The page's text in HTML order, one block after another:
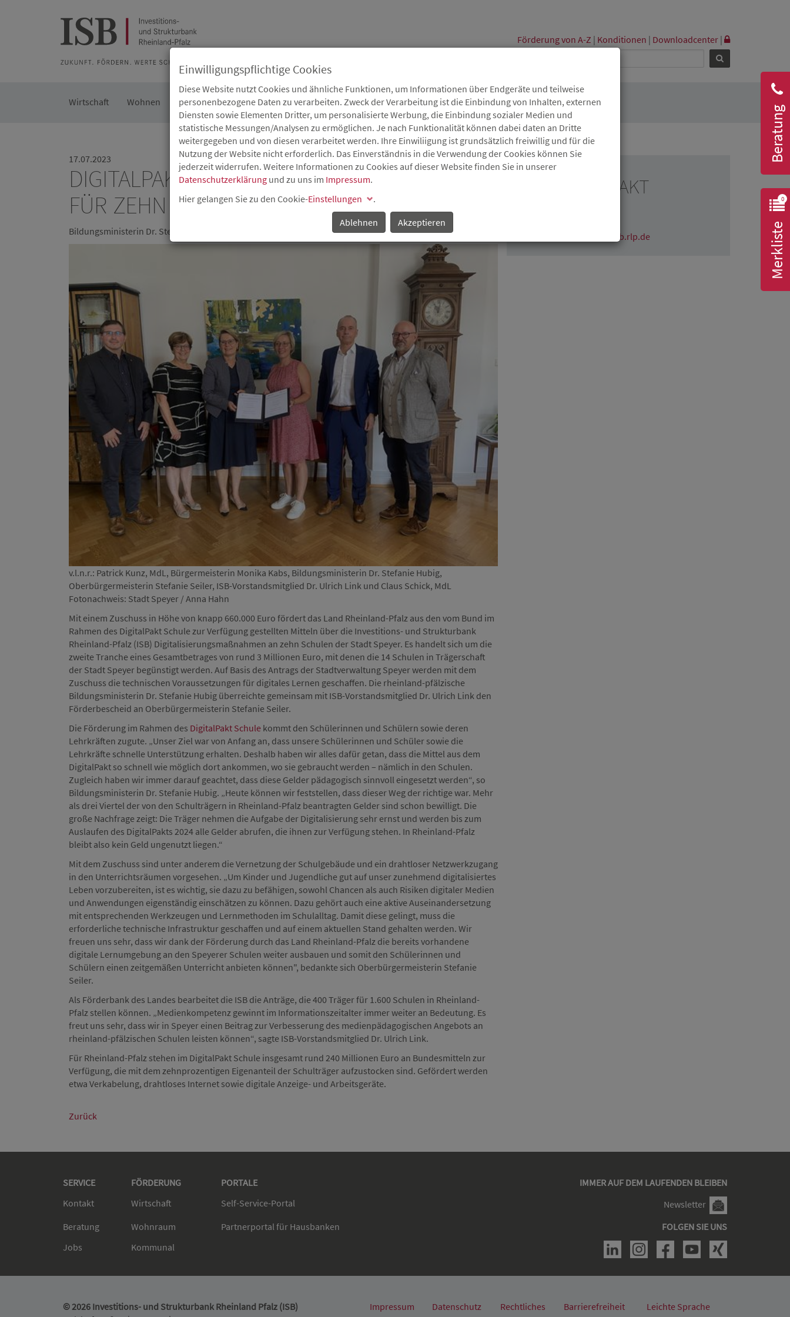
Förderung von A-Z | Konditionen | Downloadcenter |
Wirtschaft Wohnen Kommunal Die ISB Karriere Service Aktuelles
Beratung
0
Merkliste
17.07.2023
DIGITALPAKT SCHULE: KNAPP 660.000 EURO
FÜR ZEHN SCHULEN DER STADT SPEYER
Bildungsministerin Dr. Stefanie Hubig überreicht Förderbescheid
v.l.n.r.: Patrick Kunz, MdL, Bürgermeisterin Monika Kabs, Bildungsministerin Dr. Stefanie Hubig,
Oberbürgermeisterin Stefanie Seiler, ISB-Vorstandsmitglied Dr. Ulrich Link und Claus Schick, MdL
Fotonachweis: Stadt Speyer / Anna Hahn
Mit einem Zuschuss in Höhe von knapp 660.000 Euro fördert das Land Rheinland-Pfalz aus den vom Bund im
Rahmen des DigitalPakt Schule zur Verfügung gestellten Mitteln über die Investitions- und Strukturbank
Rheinland-Pfalz (ISB) Digitalisierungsmaßnahmen an zehn Schulen der Stadt Speyer. Es handelt sich um die
zweite Tranche eines Gesamtbetrages von rund 3 Millionen Euro, mit denen die 14 Schulen in Trägerschaft
der Stadt Speyer begünstigt werden. Auf Basis des Antrags der Stadtverwaltung Speyer werden mit dem
Zuschuss die technischen Voraussetzungen für digitales Lernen geschaffen. Die rheinland-pfälzische
Bildungsministerin Dr. Stefanie Hubig überreichte gemeinsam mit ISB-Vorstandsmitglied Dr. Ulrich Link den
Förderbescheid an Oberbürgermeisterin Stefanie Seiler.
Die Förderung im Rahmen des DigitalPakt Schule kommt den Schülerinnen und Schülern sowie deren
Lehrkräften zugute. „Unser Ziel war von Anfang an, dass unsere Schülerinnen und Schüler sowie die
Lehrkräfte schnelle Unterstützung erhalten. Deshalb haben wir alles dafür getan, dass die Mittel aus dem
DigitalPakt so schnell wie möglich dort ankommen, wo sie gebraucht werden – nämlich in den Schulen.
Zugleich haben wir immer darauf geachtet, dass diese Gelder pädagogisch sinnvoll eingesetzt werden“, so
Bildungsministerin Dr. Stefanie Hubig. „Heute können wir feststellen, dass dieser Weg der richtige war. Mehr
als drei Viertel der von den Schulträgern in Rheinland-Pfalz beantragten Gelder sind schon bewilligt. Die
große Nachfrage zeigt: Die Träger nehmen die Aufgabe der Digitalisierung sehr ernst und werden bis zum
Auslaufen des DigitalPakts 2024 alle Gelder abrufen, die ihnen zur Verfügung stehen. In Rheinland-Pfalz
bleibt also kein Geld ungenutzt liegen.“
Mit dem Zuschuss sind unter anderem die Vernetzung der Schulgebäude und ein drahtloser Netzwerkzugang
in den Unterrichtsräumen vorgesehen. „Um Kinder und Jugendliche gut auf unser zunehmend digitalisiertes
Leben vorzubereiten, ist es wichtig, sie dazu zu befähigen, sowohl Chancen als auch Risiken digitaler Medien
und Anwendungen eigenständig einschätzen zu können. Dazu gehört auch eine aktive Auseinandersetzung
mit entsprechenden Werkzeugen und Lernmethoden im Schulalltag. Damit diese gelingt, muss die
erforderliche technische Infrastruktur geschaffen und auf einem aktuellen Stand gehalten werden. Wir
freuen uns sehr, dass wir dank der Förderung durch das Land Rheinland-Pfalz die bereits vorhandene
digitale Lernumgebung an den Speyerer Schulen weiter ausbauen und somit den Schülerinnen und
Schülern einen zeitgemäßen Unterricht anbieten können", bedankte sich Oberbürgermeisterin Stefanie
Seiler.
Als Förderbank des Landes bearbeitet die ISB die Anträge, die 400 Träger für 1.600 Schulen in Rheinland-
Pfalz stellen können. „Medienkompetenz gewinnt im Informationszeitalter immer weiter an Bedeutung. Es
freut uns sehr, dass wir in Speyer einen Beitrag zur Verbesserung des medienpädagogischen Angebots an
rheinland-pfälzischen Schulen leisten können“, sagte ISB-Vorstandsmitglied Dr. Ulrich Link.
Für Rheinland-Pfalz stehen im DigitalPakt Schule insgesamt rund 240 Millionen Euro an Bundesmitteln zur
Verfügung, die mit dem zehnprozentigen Eigenanteil der Schulträger aufzustocken sind. Gefördert werden
etwa Verkabelung, drahtloses Internet sowie digitale Anzeige- und Arbeitsgeräte.
Zurück
PRESSEKONTAKT
claudia.wichmann@isb.rlp.de
SERVICE FÖRDERUNG PORTALE
IMMER AUF DEM LAUFENDEN BLEIBEN
Kontakt
Wirtschaft Self-Service-Portal
Newsletter
Beratung
Wohnraum Partnerportal für Hausbanken
FOLGEN SIE UNS
Jobs
Kommunal
© 2026 Investitions- und Strukturbank Rheinland Pfalz (ISB)
Impressum Datenschutz Rechtliches Barrierefreiheit Leichte Sprache
Einwilligungspflichtige Cookies
Diese Website nutzt Cookies und ähnliche Funktionen, um Informationen über Endgeräte und teilweise
personenbezogene Daten zu verarbeiten. Zweck der Verarbeitung ist die Einbindung von Inhalten, externen
Diensten sowie Elementen Dritter, um personalisierte Werbung, die Einbindung sozialer Medien und
statistische Messungen/Analysen zu ermöglichen. Je nach Funktionalität können dabei daten an Dritte
weitergegeben und von diesen verarbeitet werden. Ihre Einwiliigung ist grundsätzlich freiwillig und für die
Nutzung der Website nicht erforderlich. Das Einverständnis in die Verwendung der Cookies können Sie
jederzeit widerrufen. Weitere Informationen zu Cookies auf dieser Website finden Sie in unserer
Datenschutzerklärung und zu uns im Impressum.
Hier gelangen Sie zu den Cookie-Einstellungen
.
Ablehnen
Akzeptieren